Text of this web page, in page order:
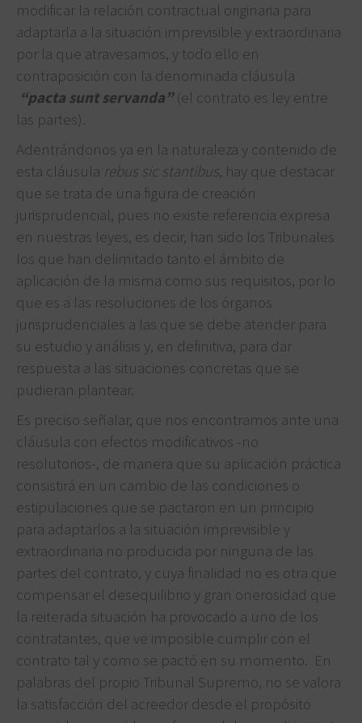
modificar la relación contractual originaria para
adaptarla a la situación imprevisible y extraordinaria
por la que atravesamos, y todo ello en
contraposición con la denominada cláusula
“pacta sunt servanda”(el contrato es ley entre
las partes).
Adentrándonos ya en la naturaleza y contenido de
esta cláusula rebus sic stantibus , hay que destacar
que se trata de una figura de creación
jurisprudencial, pues no existe referencia expresa
en nuestras leyes, es decir, han sido los Tribunales
los que han delimitado tanto el ámbito de
aplicación de la misma como sus requisitos, por lo
que es a las resoluciones de los órganos
jurisprudenciales a las que se debe atender para
su estudio y análisis y, en definitiva, para dar
respuesta a las situaciones concretas que se
pudieran plantear.
Es preciso señalar, que nos encontramos ante una
cláusula con efectos modificativos -no
resolutorios-, de manera que su aplicación práctica
consistirá en un cambio de las condiciones o
estipulaciones que se pactaron en un principio
para adaptarlos a la situación imprevisible y
extraordinaria no producida por ninguna de las
partes del contrato, y cuya finalidad no es otra que
compensar el desequilibrio y gran onerosidad que
la reiterada situación ha provocado a uno de los
contratantes, que ve imposible cumplir con el
contrato tal y como se pactó en su momento. En
palabras del propio Tribunal Supremo, no se valora
la satisfacción del acreedor desde el propósito